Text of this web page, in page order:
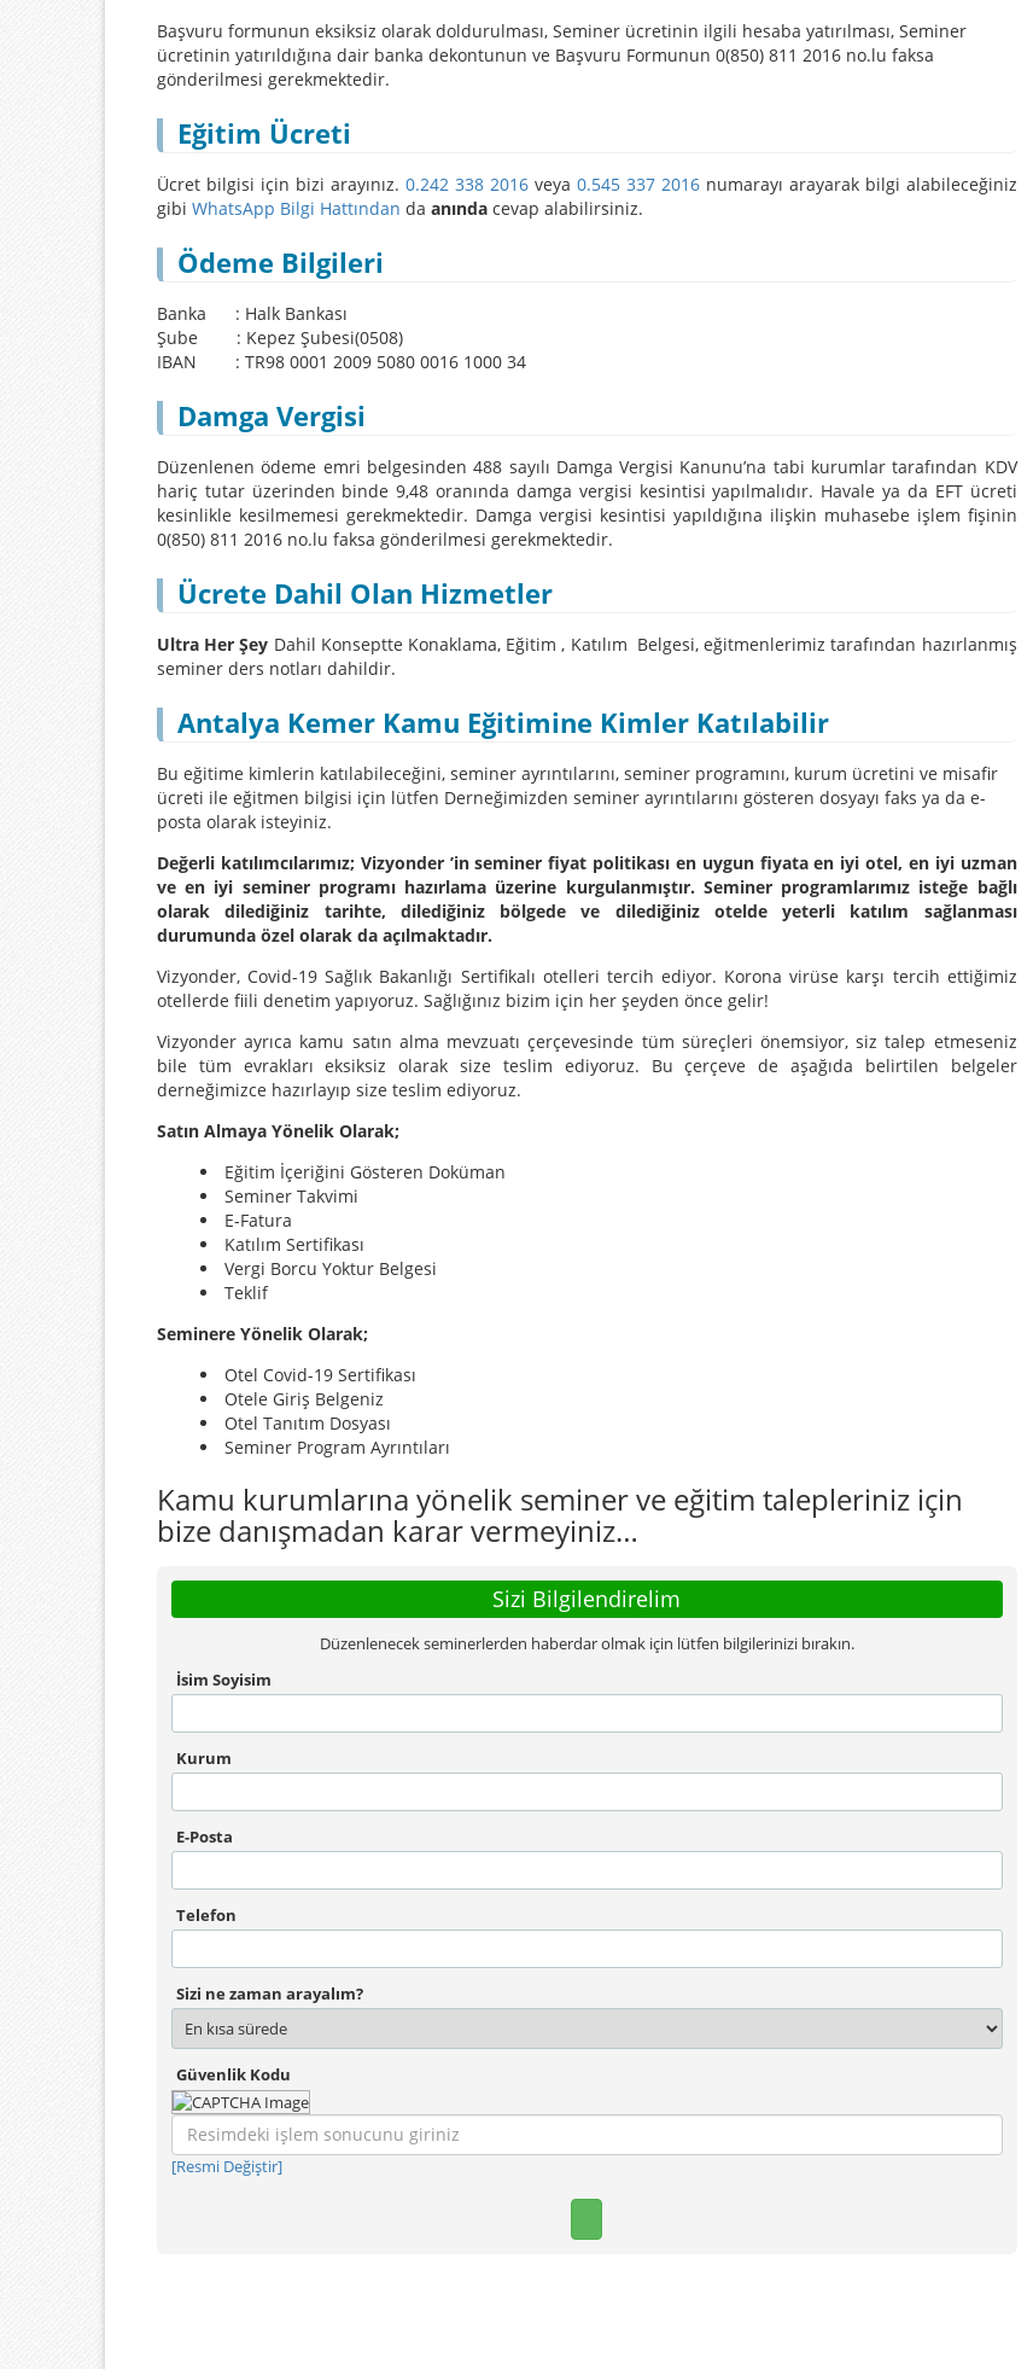
Başvuru formunun eksiksiz olarak doldurulması, Seminer ücretinin ilgili hesaba yatırılması, Seminer
ücretinin yatırıldığına dair banka dekontunun ve Başvuru Formunun 0(850) 811 2016 no.lu faksa
gönderilmesi gerekmektedir.
Eğitim Ücreti
Ücret bilgisi için bizi arayınız. 0.242 338 2016veya 0.545 337 2016numarayı arayarak bilgi alabileceğiniz
gibi WhatsApp Bilgi Hattından da anında cevap alabilirsiniz.
Ödeme Bilgileri
Banka : Halk Bankası
Şube : Kepez Şubesi(0508)
IBAN : TR98 0001 2009 5080 0016 1000 34
Damga Vergisi
Düzenlenen ödeme emri belgesinden 488 sayılı Damga Vergisi Kanunu’na tabi kurumlar tarafından KDV
hariç tutar üzerinden binde 9,48 oranında damga vergisi kesintisi yapılmalıdır. Havale ya da EFT ücreti
kesinlikle kesilmemesi gerekmektedir. Damga vergisi kesintisi yapıldığına ilişkin muhasebe işlem fişinin
0(850) 811 2016 no.lu faksa gönderilmesi gerekmektedir.
Ücrete Dahil Olan Hizmetler
Ultra Her Şey Dahil Konseptte Konaklama, Eğitim , Katılım Belgesi, eğitmenlerimiz tarafından hazırlanmış
seminer ders notları dahildir.
Antalya Kemer Kamu Eğitimine Kimler Katılabilir
Bu eğitime kimlerin katılabileceğini, seminer ayrıntılarını, seminer programını, kurum ücretini ve misafir
ücreti ile eğitmen bilgisi için lütfen Derneğimizden seminer ayrıntılarını gösteren dosyayı faks ya da e-
posta olarak isteyiniz.
Değerli katılımcılarımız; Vizyonder ’in seminer fiyat politikası en uygun fiyata en iyi otel, en iyi uzman
ve en iyi seminer programı hazırlama üzerine kurgulanmıştır. Seminer programlarımız isteğe bağlı
olarak dilediğiniz tarihte, dilediğiniz bölgede ve dilediğiniz otelde yeterli katılım sağlanması
durumunda özel olarak da açılmaktadır.
Vizyonder, Covid-19 Sağlık Bakanlığı Sertifikalı otelleri tercih ediyor. Korona virüse karşı tercih ettiğimiz
otellerde fiili denetim yapıyoruz. Sağlığınız bizim için her şeyden önce gelir!
Vizyonder ayrıca kamu satın alma mevzuatı çerçevesinde tüm süreçleri önemsiyor, siz talep etmeseniz
bile tüm evrakları eksiksiz olarak size teslim ediyoruz. Bu çerçeve de aşağıda belirtilen belgeler
derneğimizce hazırlayıp size teslim ediyoruz.
Satın Almaya Yönelik Olarak;
Eğitim İçeriğini Gösteren Doküman
Seminer Takvimi
E-Fatura
Katılım Sertifikası
Vergi Borcu Yoktur Belgesi
Teklif
Seminere Yönelik Olarak;
Otel Covid-19 Sertifikası
Otele Giriş Belgeniz
Otel Tanıtım Dosyası
Seminer Program Ayrıntıları
Kamu kurumlarına yönelik seminer ve eğitim talepleriniz için
bize danışmadan karar vermeyiniz…
Sizi Bilgilendirelim
Düzenlenecek seminerlerden haberdar olmak için lütfen bilgilerinizi bırakın.
İsim Soyisim
Kurum
E-Posta
Telefon
Sizi ne zaman arayalım?
Güvenlik Kodu
[Resmi Değiştir]